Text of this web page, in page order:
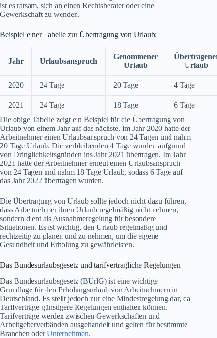
ist es ratsam, sich an einen Rechtsberater oder eine
Gewerkschaft zu wenden.
Beispiel einer Tabelle zur Übertragung von Urlaub:
Jahr Urlaubsanspruch
Genommener
Urlaub
Urlaub
2020 24 Tage 20 Tage 4 Tage
2021 24 Tage 18 Tage
6 Tage
Die obige Tabelle zeigt ein Beispiel für die Übertragung von
Urlaub von einem Jahr auf das nächste. Im Jahr 2020 hatte der
Arbeitnehmer einen Urlaubsanspruch von 24 Tagen und nahm
20 Tage Urlaub. Die verbleibenden 4 Tage wurden aufgrund
von Dringlichkeitsgründen ins Jahr 2021 übertragen. Im Jahr
2021 hatte der Arbeitnehmer erneut einen Urlaubsanspruch
von 24 Tagen und nahm 18 Tage Urlaub, sodass 6 Tage auf
das Jahr 2022 übertragen wurden.
Die Übertragung von Urlaub sollte jedoch nicht dazu führen,
dass Arbeitnehmer ihren Urlaub regelmäßig nicht nehmen,
sondern dient als Ausnahmeregelung für besondere
Situationen. Es ist wichtig, den Urlaub regelmäßig und
rechtzeitig zu planen und zu nehmen, um die eigene
Gesundheit und Erholung zu gewährleisten.
Das Bundesurlaubsgesetz und tarifvertragliche Regelungen
Das Bundesurlaubsgesetz (BUrlG) ist eine wichtige
Grundlage für den Erholungsurlaub von Arbeitnehmern in
Deutschland. Es stellt jedoch nur eine Mindestregelung dar, da
Tarifverträge günstigere Regelungen enthalten können.
Tarifverträge werden zwischen Gewerkschaften und
Arbeitgeberverbänden ausgehandelt und gelten für bestimmte
Branchen oderUnternehmen.